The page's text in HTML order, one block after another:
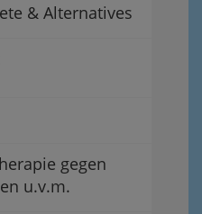
& Alternatives
gegen
u.v.m.